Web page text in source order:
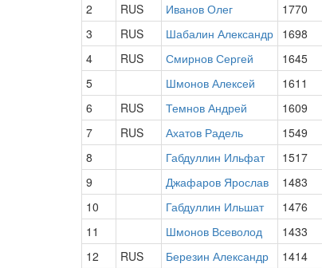
2
RUS Иванов Олег 1770
3
RUS Шабалин Александр 1698
4
RUS Смирнов Сергей 1645
5
Шмонов Алексей 1611
6
RUS Темнов Андрей 1609
7
RUS Ахатов Радель 1549
8
Габдуллин Ильфат 1517
9
Джафаров Ярослав 1483
10
Габдуллин Ильшат 1476
11
Шмонов Всеволод 1433
12
RUS Березин Александр 1414